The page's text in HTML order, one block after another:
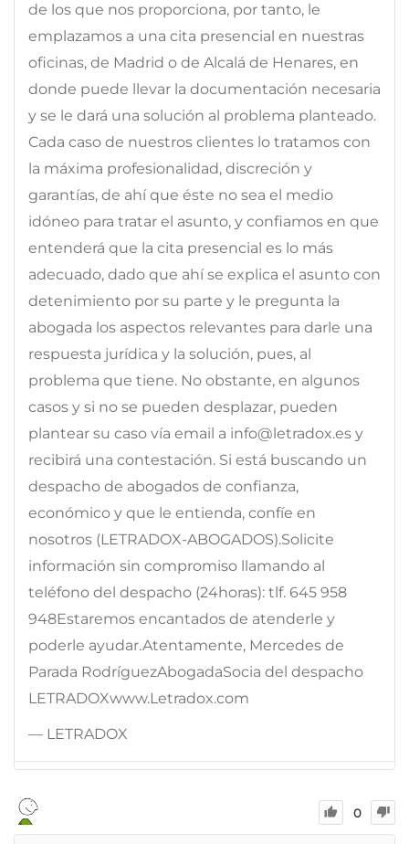
de los que nos proporciona, por tanto, le
emplazamos a una cita presencial en nuestras
oficinas, de Madrid o de Alcalá de Henares, en
donde puede llevar la documentación necesaria
y se le dará una solución al problema planteado.
Cada caso de nuestros clientes lo tratamos con
la máxima profesionalidad, discreción y
garantías, de ahí que éste no sea el medio
idóneo para tratar el asunto, y confiamos en que
entenderá que la cita presencial es lo más
adecuado, dado que ahí se explica el asunto con
detenimiento por su parte y le pregunta la
abogada los aspectos relevantes para darle una
respuesta jurídica y la solución, pues, al
problema que tiene. No obstante, en algunos
casos y si no se pueden desplazar, pueden
plantear su caso vía email a info@letradox.es y
recibirá una contestación. Si está buscando un
despacho de abogados de confianza,
económico y que le entienda, confíe en
nosotros (LETRADOX-ABOGADOS).Solicite
información sin compromiso llamando al
teléfono del despacho (24horas): tlf. 645 958
948Estaremos encantados de atenderle y
poderle ayudar.Atentamente, Mercedes de
Parada RodríguezAbogadaSocia del despacho
LETRADOXwww.Letradox.com
— LETRADOX
0